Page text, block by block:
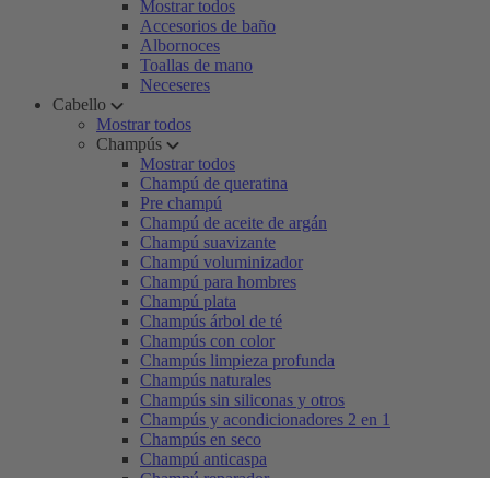
Mostrar todos
Accesorios de baño
Albornoces
Toallas de mano
Neceseres
Cabello
Mostrar todos
Champús
Mostrar todos
Champú de queratina
Pre champú
Champú de aceite de argán
Champú suavizante
Champú voluminizador
Champú para hombres
Champú plata
Champús árbol de té
Champús con color
Champús limpieza profunda
Champús naturales
Champús sin siliconas y otros
Champús y acondicionadores 2 en 1
Champús en seco
Champú anticaspa